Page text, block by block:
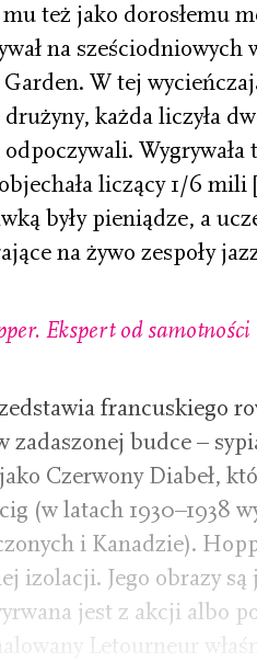
mu też jako dorosłemu
na sześciodniowych
W tej
każda liczyła
liczący 1/6 mili
były pieniądze, a
na żywo zespoły
Ekspert od samotności
francuskiego
zadaszonej budce –
Czerwony Diabeł,
(w latach 1930–1938
i Kanadzie).
izolacji. Jego obrazy
jest z akcji albo
Letourneur